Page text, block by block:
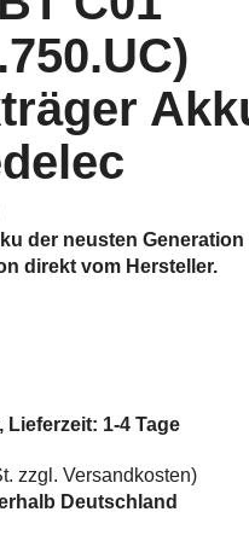
der neusten Generation
direkt vom Hersteller.
1-4 Tage
zzgl. Versandkosten)
Deutschland